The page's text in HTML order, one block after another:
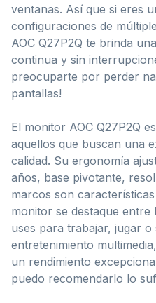
ventanas. Así que si eres
configuraciones de
AOC Q27P2Q te brinda
continua y sin
preocuparte por perder
pantallas!
El monitor AOC Q27P2Q
aquellos que buscan una
calidad. Su ergonomía
años, base pivotante,
marcos son
monitor se destaque entre
uses para trabajar, jugar
entretenimiento
un rendimiento
puedo recomendarlo lo